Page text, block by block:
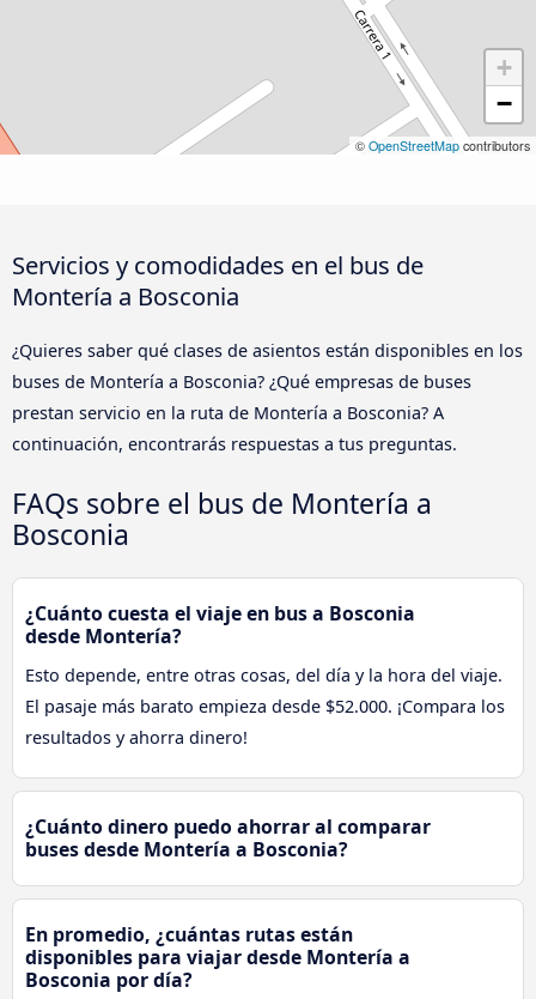
+
−
© OpenStreetMap contributors
Servicios y comodidades en el bus de
Montería a Bosconia
¿Quieres saber qué clases de asientos están disponibles en los
buses de Montería a Bosconia? ¿Qué empresas de buses
prestan servicio en la ruta de Montería a Bosconia? A
continuación, encontrarás respuestas a tus preguntas.
FAQs sobre el bus de Montería a
Bosconia
¿Cuánto cuesta el viaje en bus a Bosconia
desde Montería?
Esto depende, entre otras cosas, del día y la hora del viaje.
El pasaje más barato empieza desde $52.000. ¡Compara los
resultados y ahorra dinero!
¿Cuánto dinero puedo ahorrar al comparar
buses desde Montería a Bosconia?
En promedio, ¿cuántas rutas están
disponibles para viajar desde Montería a
Bosconia por día?